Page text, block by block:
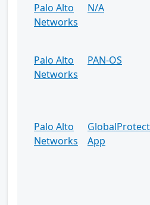
Palo Alto
Networks
N/A
Palo Alto
Networks
PAN-OS
Palo Alto
Networks
GlobalProtect
App